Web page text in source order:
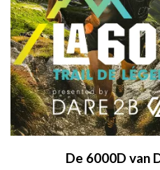
De 6000D van